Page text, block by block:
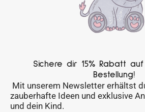
Sichere dir 15% Rabatt
Bestellung!
Mit unserem Newsletter erhältst
zauberhafte Ideen und exklusive
und dein Kind.